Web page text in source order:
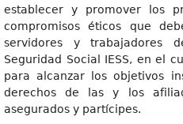
establecer y promover los
compromisos éticos que
servidores y trabajadores
Seguridad Social IESS, en el
para alcanzar los objetivos
derechos de las y los
asegurados y partícipes.